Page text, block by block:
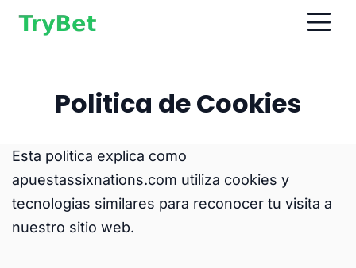
Politica de Cookies
Esta politica explica como
apuestassixnations.com utiliza cookies y
tecnologias similares para reconocer tu visita a
nuestro sitio web.